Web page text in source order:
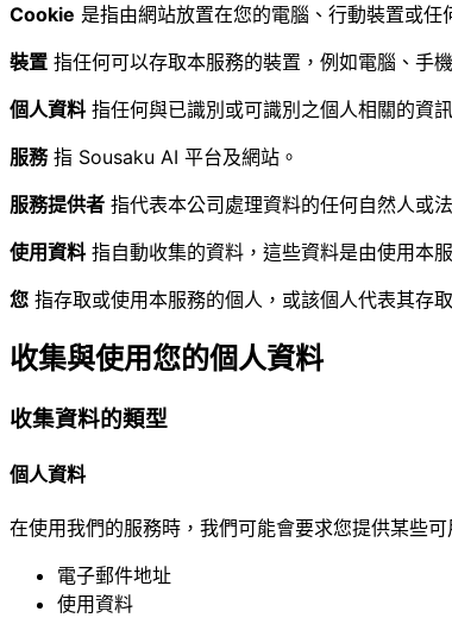
Cookie 是指由網站放置在您的電腦、行動裝置或
裝置 指任何可以存取本服務的裝置，例如電腦、手
個人資料 指任何與已識別或可識別之個人相關的資訊
服務 指 Sousaku AI 平台及網站。
服務提供者 指代表本公司處理資料的任何自然人或
使用資料 指自動收集的資料，這些資料是由使用本
您 指存取或使用本服務的個人，或該個人代表其存
收集與使用您的個人資料
收集資料的類型
個人資料
在使用我們的服務時，我們可能會要求您提供某些
電子郵件地址
使用資料